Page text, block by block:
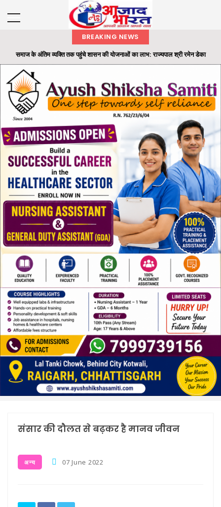
BREAKING NEWS
समाज के अंतिम व्यक्ति तक पहुंचे शासन की योजनाओं का लाभ: राज्यपाल श्री रमेन डेका
राज्यपाल ने ‘एक पेड़ मां के नाम’ अभियान के तहत कलेक्टोरेट परिसर में लगाया बादाम का पौधा
छाल पुलिस की बड़ी सफलता : SECL धरमखदान में ट्रांसफार्मर पार्ट्स व केबल चोरी का 24
घंटे में खुलासा...
भारतीय वन सेवा (IFS) के अधिकारियों की पदस्थापना में बड़ा फेरबदल
ओ.पी. जिंदल की 96वीं जयंती पर रायगढ़ में सेवा और जनभागीदारी का संदेश, रक्तदान से लेकर
स्वास्थ्य श...
संसार की दौलत से बढ़कर है मानव जीवन
अन्य 07 June 2022